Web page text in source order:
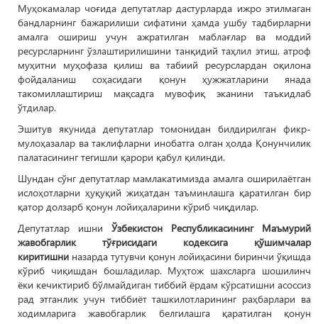
Муҳокамалар чоғида депутатлар дастурларда ижро этилмаган
бандларнинг бажарилиши сифатини ҳамда ушбу тадбирларни
амалга ошириш учун ажратилган маблағлар ва моддий
ресурсларнинг ўзлаштирилишини танқидий таҳлил этиш, атроф
муҳитни муҳофаза қилиш ва табиий ресурслардан оқилона
фойдаланиш соҳасидаги қонун ҳужжатларини янада
такомиллаштириш мақсадга мувофиқ эканини таъкидлаб
ўтдилар.
Эшитув якунида депутатлар томонидан билдирилган фикр-
мулоҳазалар ва таклифларни инобатга олган ҳолда Қонунчилик
палатасининг тегишли қарори қабул қилинди.
Шундан сўнг депутатлар мамлакатимизда амалга оширилаётган
ислоҳотларни ҳуқуқий жиҳатдан таъминлашга қаратилган бир
қатор долзарб қонун лойиҳаларини кўриб чиқдилар.
Депутатлар ишни Ўзбекистон Республикасининг Маъмурий
жавобгарлик тўғрисидаги кодексига қўшимчалар
киритишни назарда тутувчи қонун лойиҳасини биринчи ўқишда
кўриб чиқишдан бошладилар. Муҳтож шахсларга шошилинч
ёки кечиктириб бўлмайдиган тиббий ёрдам кўрсатишни асоссиз
рад этганлик учун тиббиёт ташкилотларининг раҳбарлари ва
ходимларига жавобгарлик белгилашга қаратилган қонун